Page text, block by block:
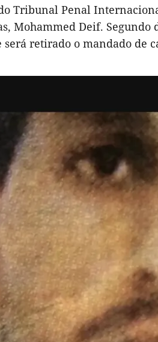
Tribunal Penal
Mohammed Deif.
retirado o mandado de